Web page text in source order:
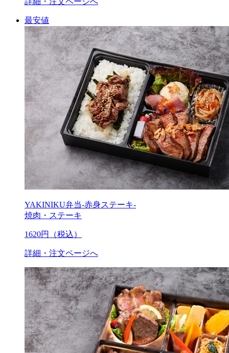
最安値
YAKINIKU弁当-赤身ステーキ-
焼肉・ステーキ
1620円（税込）
詳細・注文ページへ